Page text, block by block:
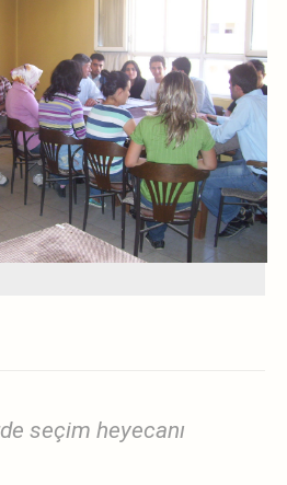
seçim heyecanı